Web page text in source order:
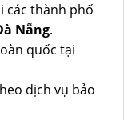
các thành phố
Nẵng.
quốc tại
dịch vụ bảo